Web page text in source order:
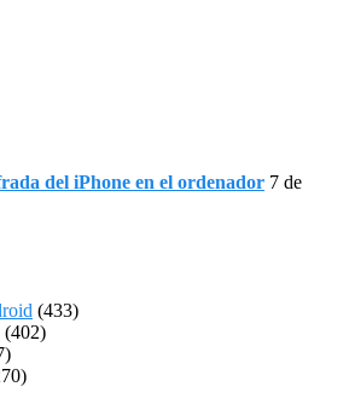
del iPhone en el ordenador 7 de
(433)
(402)